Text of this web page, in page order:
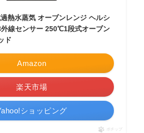
熱水蒸気 オーブンレンジ ヘルシ
線センサー 250℃1段式オーブン
ド
Amazon
楽天市場
ショッピング
ポチップ